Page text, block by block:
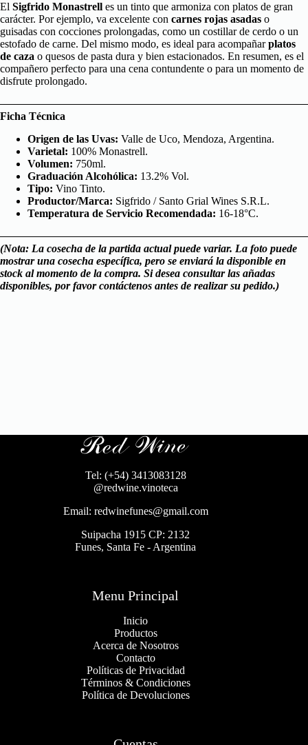
El Sigfrido Monastrell es un tinto que armoniza con platos de gran
carácter. Por ejemplo, va excelente con carnes rojas asadas o
guisadas con cocciones prolongadas, como un costillar de cerdo o un
estofado de carne. Del mismo modo, es ideal para acompañarplatos
de caza o quesos de pasta dura y bien estacionados. En resumen, es el
compañero perfecto para una cena contundente o para un momento de
disfrute prolongado.
Ficha Técnica
Origen de las Uvas: Valle de Uco, Mendoza, Argentina.
Varietal: 100% Monastrell.
Volumen: 750ml.
Graduación Alcohólica: 13.2% Vol.
Tipo: Vino Tinto.
Productor/Marca: Sigfrido / Santo Grial Wines S.R.L.
Temperatura de Servicio Recomendada: 16-18°C.
(Nota: La cosecha de la partida actual puede variar. La foto puede
mostrar una cosecha específica, pero se enviará la disponible en
stock al momento de la compra. Si desea consultar las añadas
disponibles, por favor contáctenos antes de realizar su pedido.)
Tel: (+54) 3413083128
@redwine.vinoteca
Email: redwinefunes@gmail.com
Suipacha 1915 CP: 2132
Funes, Santa Fe - Argentina
Menu Principal
Inicio
Productos
Acerca de Nosotros
Contacto
Políticas de Privacidad
Términos & Condiciones
Política de Devoluciones